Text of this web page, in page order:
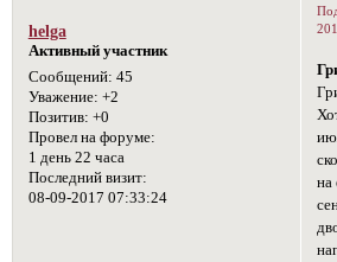
helga
Активный участник
Сообщений: 45
Уважение: +2
Позитив: +0
Провел на форуме:
1 день 22 часа
Последний визит:
08-09-2017 07:33:24
на